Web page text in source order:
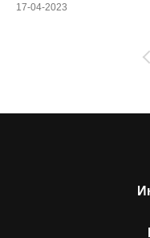
17-04-2023